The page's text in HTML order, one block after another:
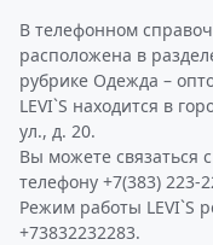
В телефонном
расположена в
рубрике Одежда –
LEVI`S находится в
ул., д. 20.
Вы можете связаться
телефону +7(383) 223-
Режим работы LEVI`S
+73832232283.